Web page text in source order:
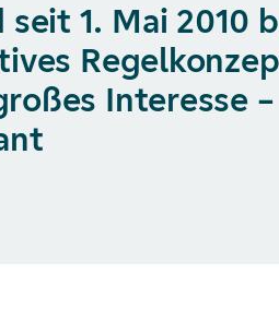
1. Mai 2010
Interesse –